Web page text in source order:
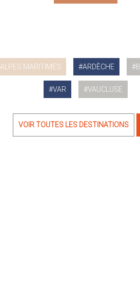
ALPES MARITIMES ARDÈCHE
VAR VAUCLUSE
VOIR TOUTES LES DESTINATIONS